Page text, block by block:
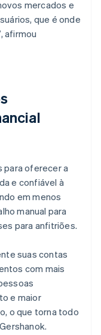
mercados e
que é onde
afirmou
para oferecer a
e confiável à
em menos
manual para
para anfitriões.
suas contas
com mais
e maior
o que torna todo